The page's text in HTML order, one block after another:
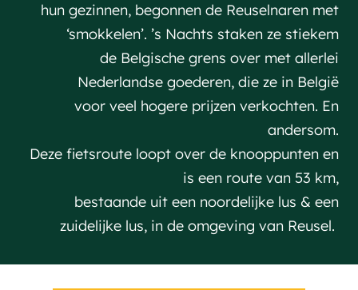
hun gezinnen, begonnen de Reuselnaren met
‘smokkelen’. ’s Nachts staken ze stiekem
de Belgische grens over met allerlei
Nederlandse goederen, die ze in België
voor veel hogere prijzen verkochten. En
andersom.
Deze fietsroute loopt over de knooppunten en
is een route van 53 km,
bestaande uit een noordelijke lus & een
zuidelijke lus, in de omgeving van Reusel.